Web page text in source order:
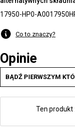
17950-HP0-A00
Co to znaczy?
Opinie
BĄDŹ PIERWSZYM
Ten